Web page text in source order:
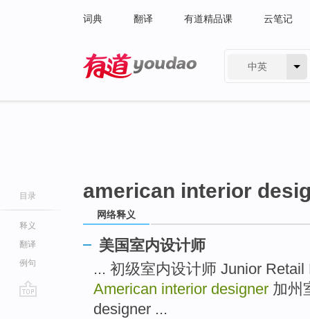
词典 翻译 有道精品课 云笔记
中英
目录
释义
翻译
例句
american interior
网络释义
美国室内设计师
... 初级室内设计师 Junior
American interior designer 加州
designer ...